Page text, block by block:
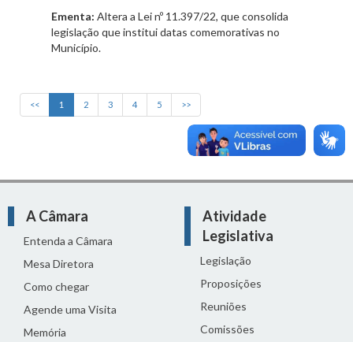
Ementa: Altera a Lei nº 11.397/22, que consolida
legislação que institui datas comemorativas no
Município.
<< 1 2 3 4 5 >>
A Câmara
Entenda a Câmara
Mesa Diretora
Como chegar
Agende uma Visita
Memória
Atividade
Legislativa
Legislação
Proposições
Reuniões
Comissões